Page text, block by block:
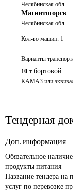
Челябинская обл.
Магнитогорск
Челябинская обл.
Кол-во машин: 1
Варианты
10 т бортовой
КАМАЗ или
Тендерная
Доп. информация
Обязательное
продукты питания
Название тендера на
услуг по перевозке